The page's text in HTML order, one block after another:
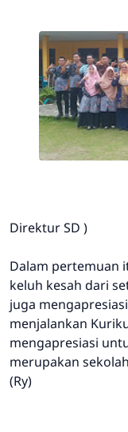
( Foto
Direktur SD )
Dalam pertemuan
keluh kesah dari
juga
menjalankan
mengapresiasi
merupakan
(Ry)